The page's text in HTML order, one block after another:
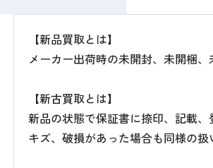
【新品買取とは】
メーカー出荷時の未開封、未開梱、
【新古買取とは】
新品の状態で保証書に捺印、記載
キズ、破損があった場合も同様の扱